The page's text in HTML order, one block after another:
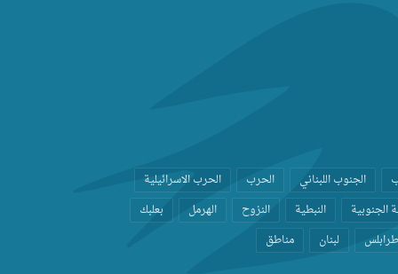
الجنوب اللبناني الحرب
الحرب الاسرائيلية
الجنوبية النبطية النزوح الهرمل
بعلبك
طرابلس لبنان مناطق